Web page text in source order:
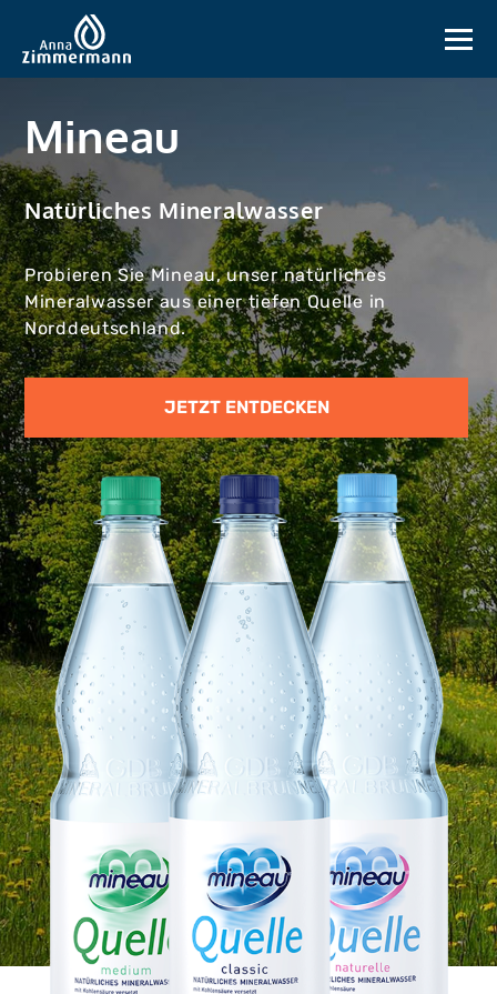
Inhalten
Mineau
Natürliches Mineralwasser
Probieren Sie Mineau, unser natürliches
Mineralwasser aus einer tiefen Quelle in
Norddeutschland.
JETZT ENTDECKEN